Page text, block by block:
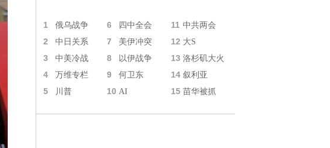
1 俄乌战争 6 四中全会 11 中共两会
2 中日关系 7 美伊冲突 12 大S
3 中美冷战 8 以伊战争 13 洛杉矶大火
4 万维专栏 9 何卫东 14 叙利亚
5 川普 10 AI 15 苗华被抓